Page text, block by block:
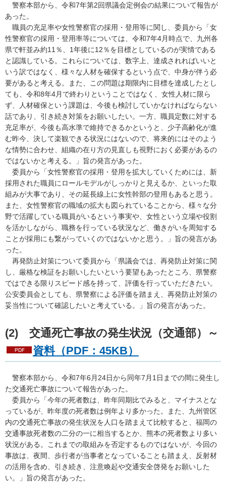
警察本部から、令和7年第2回県議会定例会の結果について報告が
あった。
職員の充足率や女性警察官の採用・登用等に関し、委員から「女
性警察官の採用・登用率等については、令和7年4月時点で、九州各
県で軒並み約11％、1年後に12％を目標としているのが実情である
と認識している。これらについては、数字上、達成されればいいと
いう訳ではなく、様々な人材を確保するという点で、中身が伴う必
要があると考える。また、この問題は期限内に目標を達成したとし
ても、令和8年4月で終わりということではなく、女性人材に限ら
ず、人材確保という課題は、今後も検討していかなければならない
話であり、引き続き対策をお願いしたい。一方、職員定数に対する
充足率が、今後も高水準で維持できるかというと、少子高齢化が進
む昨今、決して楽観できる状況にはないので、将来的にはそのよう
な情勢に合わせ、組織の在り方の見直しも視野におく必要があるの
ではないかと考える。」旨の発言があった。
委員から「女性警察官の採用・登用を拡大していくためには、新
採用された職員にロールモデルがしっかりと見えるか、といった取
組みが大事であり、その延長線上に女性幹部の登用もあると思う。
また、女性警察官の職域の拡大も図られていることから、様々な分
野で活躍している職員がいるという事実や、女性という立場や役割
を活かしながら、職務を行っている状況など、働きがいを周知する
ことが採用にも繋がっていくのではないかと思う。」旨の発言があ
った。
再発防止対策について委員から「県議会では、再発防止対策に関
し、厳格な検証をお願いしたいという要望もあったところ、県警察
ではできる限りスピード感を持って、評価を行っていただきたい。
公安委員会としても、県警察による評価を踏まえ、再発防止対策の
妥当性について確認したいと考えている。」旨の発言があった。
(2) 交通死亡事故の発生状況（交通部）～
資料（PDF：45KB）
警察本部から、令和7年6月24日から同年7月1日までの間に発生し
た交通死亡事故について報告があった。
委員から「今年の死者数は、昨年同期比でみると、マイナスとな
っているが、昨年度の死者数は例年より多かった。また、九州管区
内の交通死亡事故の発生状況を人口を踏まえて比較すると、福岡の
交通事故死者数の二分の一に相当するとか、熊本の死者数より多い
状況がある。これまでの取組みを否定するものではないが、今回の
事故は、夜間、歩行者が当事者となっていることも踏まえ、反射材
の活用を含め、引き続き、注意喚起や交通安全啓発をお願いした
い。」旨の発言があった。